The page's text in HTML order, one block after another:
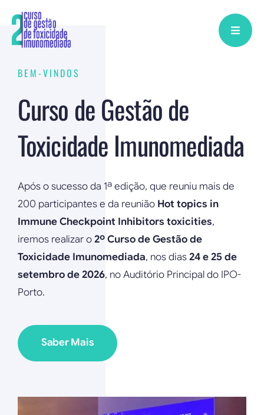
content
BEM-VINDOS
Curso de Gestão de
Toxicidade Imunomediada
Após o sucesso da 1ª edição, que reuniu mais de
200 participantes e da reunião Hot topics in
Immune Checkpoint Inhibitors toxicities,
iremos realizar o2º Curso de Gestão de
Toxicidade Imunomediada, nos dias24 e 25 de
setembro de 2026, no Auditório Principal do IPO-
Porto.
Saber Mais